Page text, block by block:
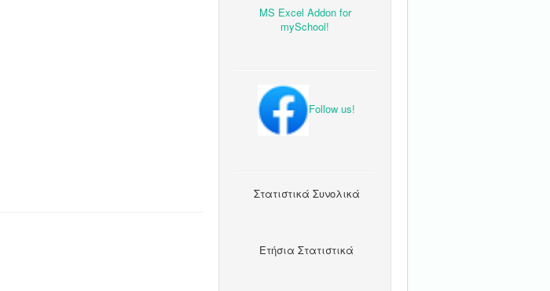
MS Excel Addon for
mySchool!
Follow us!
Στατιστικά Συνολικά
Ετήσια Στατιστικά